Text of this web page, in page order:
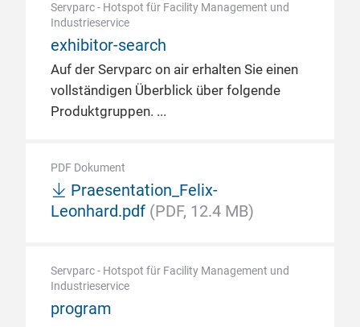
Servparc - Hotspot für Facility Management und
Industrieservice
exhibitor-search
Auf der Servparc on air erhalten Sie einen
vollständigen Überblick über folgende
Produktgruppen.
PDF Dokument
Praesentation_Felix-
Leonhard.pdf (PDF, 12.4 MB)
Servparc - Hotspot für Facility Management und
Industrieservice
program